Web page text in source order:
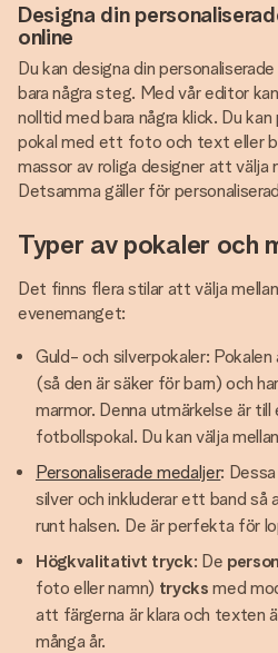
Designa din
online
Du kan designa din
bara några steg. Med vår editor
nolltid med bara några klick. Du
pokal med ett foto och text eller
massor av roliga designer att välja
Detsamma gäller för
Typer av pokaler och
Det finns flera stilar att välja
evenemanget:
Guld- och silverpokaler:
(så den är säker för barn) och
marmor. Denna utmärkelse är
fotbollspokal. Du kan välja
Personaliserade medaljer:
silver och inkluderar ett band så
runt halsen. De är perfekta för
Högkvalitativt tryck: De
foto eller namn) trycks med
att färgerna är klara och texten
många år.